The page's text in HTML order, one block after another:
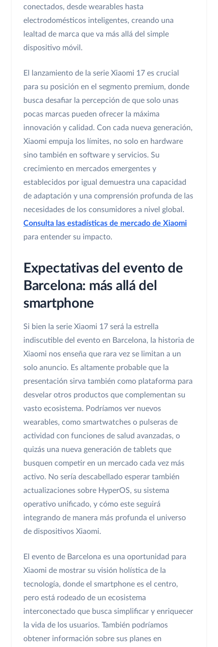
conectados, desde wearables hasta
electrodomésticos inteligentes, creando una
lealtad de marca que va más allá del simple
dispositivo móvil.
El lanzamiento de la serie Xiaomi 17 es crucial
para su posición en el segmento premium, donde
busca desafiar la percepción de que solo unas
pocas marcas pueden ofrecer la máxima
innovación y calidad. Con cada nueva generación,
Xiaomi empuja los límites, no solo en hardware
sino también en software y servicios. Su
crecimiento en mercados emergentes y
establecidos por igual demuestra una capacidad
de adaptación y una comprensión profunda de las
necesidades de los consumidores a nivel global.
Consulta las estadísticas de mercado de Xiaomi
para entender su impacto.
Expectativas del evento de
Barcelona: más allá del
smartphone
Si bien la serie Xiaomi 17 será la estrella
indiscutible del evento en Barcelona, la historia de
Xiaomi nos enseña que rara vez se limitan a un
solo anuncio. Es altamente probable que la
presentación sirva también como plataforma para
desvelar otros productos que complementan su
vasto ecosistema. Podríamos ver nuevos
wearables, como smartwatches o pulseras de
actividad con funciones de salud avanzadas, o
quizás una nueva generación de tablets que
busquen competir en un mercado cada vez más
activo. No sería descabellado esperar también
actualizaciones sobre HyperOS, su sistema
operativo unificado, y cómo este seguirá
integrando de manera más profunda el universo
de dispositivos Xiaomi.
El evento de Barcelona es una oportunidad para
Xiaomi de mostrar su visión holística de la
tecnología, donde el smartphone es el centro,
pero está rodeado de un ecosistema
interconectado que busca simplificar y enriquecer
la vida de los usuarios. También podríamos
obtener información sobre sus planes en